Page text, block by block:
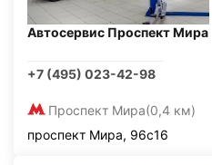
Автосервис Проспект Мира
+7 (495) 023-42-98
Проспект Мира(0,4 км)
проспект Мира, 96с16